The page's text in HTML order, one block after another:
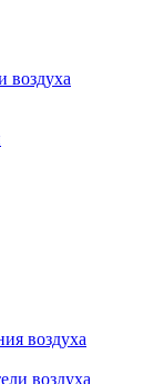
воздуха
воздуха
воздуха